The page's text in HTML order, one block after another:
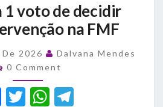
fica
1
voto
sobre
intervenção
1 voto de decidir
na FMF
2026
Dalvana Mendes
Comments
0 Comment
F T W